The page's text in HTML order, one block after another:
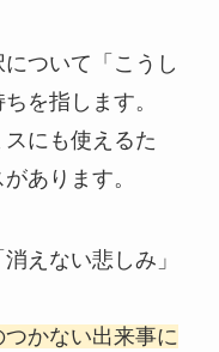
について「こうし
を指します。
にも使えるた
あります。
えない悲しみ」
かない出来事に